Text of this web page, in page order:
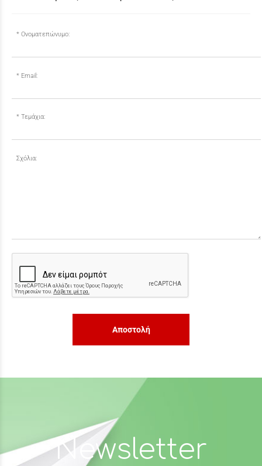
Ονοματεπώνυμο:
Email:
Τεμάχια:
Σχόλια:
Αποστολή
Newsletter